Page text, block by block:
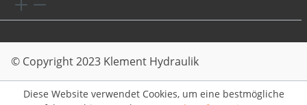
© Copyright 2023 Klement Hydraulik
Diese Website verwendet Cookies, um eine bestmögliche